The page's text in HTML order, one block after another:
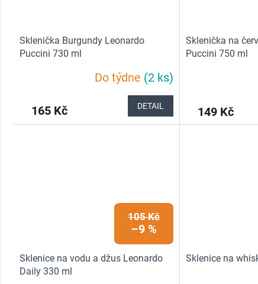
Sklenička Burgundy Leonardo
Puccini 730 ml
Do týdne (2 ks)
165 Kč DETAIL
Sklenička na
Puccini 750 ml
5,0
149 Kč
105 Kč
–9 %
Sklenice na vodu a džus Leonardo
Daily 330 ml
Sklenice na